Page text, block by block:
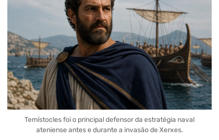
Temístocles foi o principal defensor da estratégia naval
ateniense antes e durante a invasão de Xerxes.